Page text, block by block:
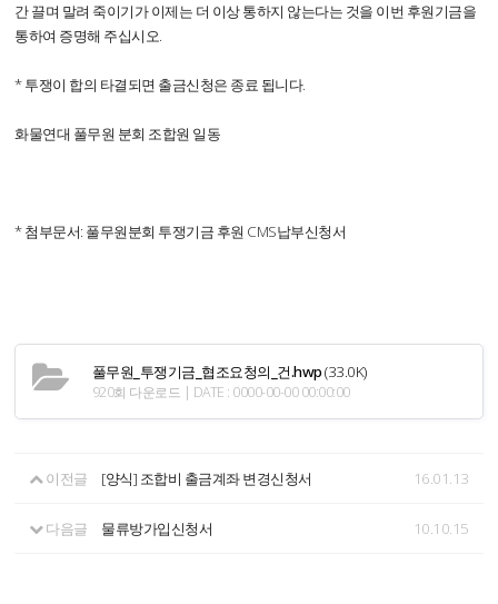
간 끌며 말려 죽이기가 이제는 더 이상 통하지 않는다는 것을 이번 후원기금을
통하여 증명해 주십시오.
* 투쟁이 합의 타결되면 출금신청은 종료 됩니다.
화물연대 풀무원 분회 조합원 일동
* 첨부문서: 풀무원분회 투쟁기금 후원 CMS납부신청서
풀무원_투쟁기금_협조요청의_건.hwp(33.0K)
920회 다운로드 | DATE : 0000-00-00 00:00:00
이전글 [양식] 조합비 출금계좌 변경신청서 16.01.13
다음글 물류방가입신청서 10.10.15